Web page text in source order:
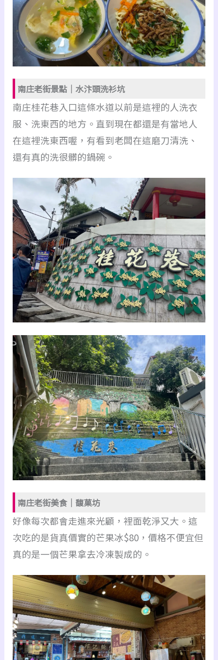
南庄老街景點｜水汴頭洗衫坑
南庄桂花巷入口這條水道以前是這裡的人洗衣
服、洗東西的地方。 直到現在都還是有當地人
在這裡洗東西喔，有看到老闆在這磨刀清洗、
還有真的洗很髒的鍋碗。
南庄老街美食｜馥菓坊
好像每次都會走進來光顧，裡面乾淨又大。 這
次吃的是貨真價實的芒果冰$80，價格不便宜但
真的是一個芒果拿去冷凍製成的。